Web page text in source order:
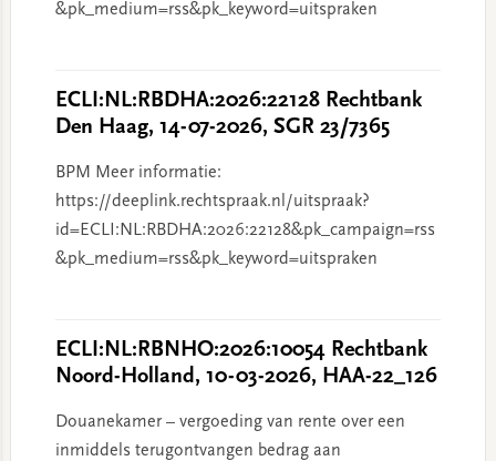
&pk_medium=rss&pk_keyword=uitspraken
ECLI:NL:RBDHA:2026:22128 Rechtbank
Den Haag, 14-07-2026, SGR 23/7365
BPM Meer informatie:
https://deeplink.rechtspraak.nl/uitspraak?
id=ECLI:NL:RBDHA:2026:22128&pk_campaign=rss
&pk_medium=rss&pk_keyword=uitspraken
ECLI:NL:RBNHO:2026:10054 Rechtbank
Noord-Holland, 10-03-2026, HAA-22_126
Douanekamer – vergoeding van rente over een
inmiddels terugontvangen bedrag aan